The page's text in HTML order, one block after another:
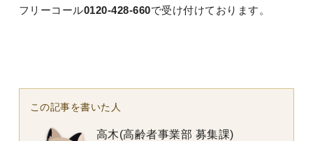
フリーコール0120-428-660で受け付けております 。
この記事を書いた人
高木(高齢者事業部 募集課)